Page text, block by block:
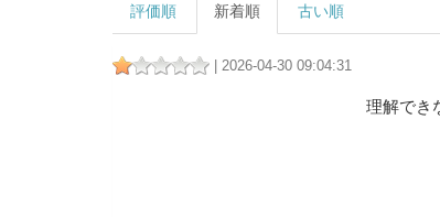
評価順 新着順 古い順
| 2026-04-30 09:04:31
理解でき